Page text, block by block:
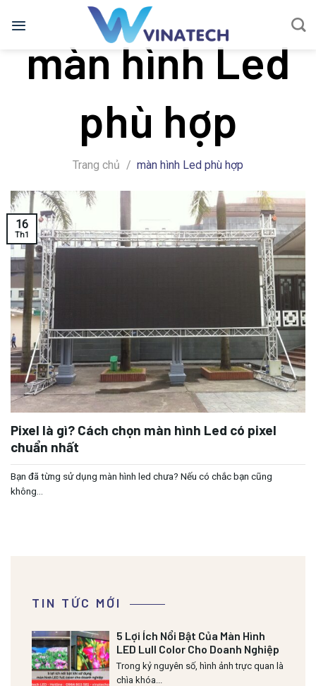
qua
màn hình Led
phù hợp
Trang chủ / màn hình Led phù hợp
TIN TỨC MỚI
5 Lợi Ích Nổi Bật Của Màn Hình
LED Lull Color Cho Doanh Nghiệp
Trong kỷ nguyên số, hình ảnh trực quan là
chìa khóa...
Pixel là gì? Cách chọn màn hình Led có pixel
chuẩn nhất
Bạn đã từng sử dụng màn hình led chưa? Nếu có chắc bạn cũng
không...
16
Th1